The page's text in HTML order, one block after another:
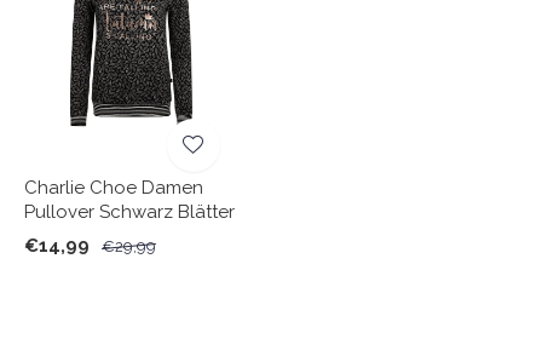
Charlie Choe Damen
Pullover Schwarz Blätter
€14,99
€29,99